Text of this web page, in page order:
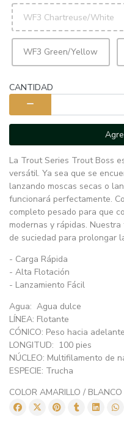
WF3 Chartreuse/White
WF3 Green/Yellow
CANTIDAD
La Trout Series Trout Boss
versátil. Ya sea que se
lanzando moscas secas o
funcionará perfectamente.
completo pesado para que
modernas y rápidas.
de suciedad para prolongar
- Carga Rápida
- Alta Flotación
- Lanzamiento Fácil
Agua: Agua dulce
LÍNEA: Flotante
CÓNICO: Peso hacia adelante
LONGITUD: 100 pies
NÚCLEO: Multifilamento de
ESPECIE: Trucha
COLOR AMARILLO /